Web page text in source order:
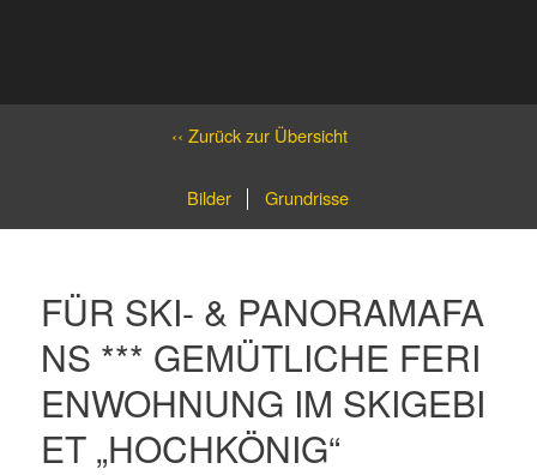
‹‹ Zurück zur Übersicht
Bilder Grundrisse
FÜR SKI- & PANORAMAFA
NS *** GEMÜTLICHE FERI
ENWOHNUNG IM SKIGEBI
ET „HOCHKÖNIG“